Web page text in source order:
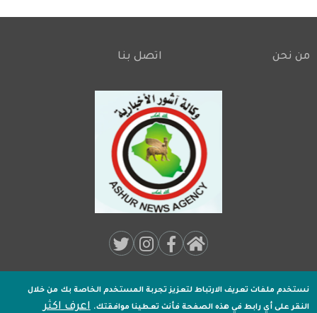
Footer
من نحن اتصل بنا
Media:
جميـع الحقوق محفوظة لـوكالة اشور الاخبارية2020 .
نستخدم ملفات تعريف الارتباط لتعزيز تجربة المستخدم الخاصة بك من خلال
النقر على أي رابط في هذه الصفحة فأنت تعطينا موافقتك. اعرف اكثر